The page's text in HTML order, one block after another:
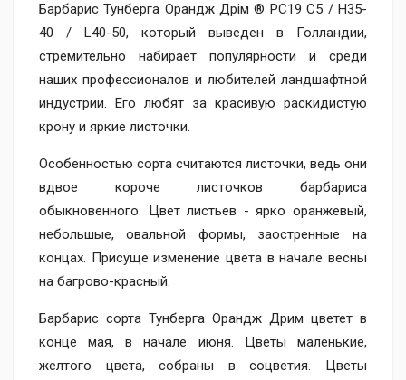
Барбарис Тунберга Орандж Дрім ® PC19 C5 / H35-
40 / L40-50, который выведен в Голландии,
стремительно набирает популярности и среди
наших профессионалов и любителей ландшафтной
индустрии. Его любят за красивую раскидистую
крону и яркие листочки.
Особенностью сорта считаются листочки, ведь они
вдвое короче листочков барбариса
обыкновенного. Цвет листьев - ярко оранжевый,
небольшые, овальной формы, заостренные на
концах. Присуще изменение цвета в начале весны
на багрово-красный.
Барбарис сорта Тунберга Орандж Дрим цветет в
конце мая, в начале июня. Цветы маленькие,
желтого цвета, собраны в соцветия. Цветы